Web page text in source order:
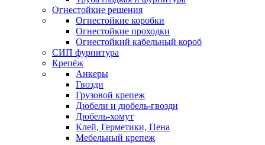
Огнестойкие решения
Огнестойкие коробки
Огнестойкие проходки
Огнестойкий кабельный короб
СИП фурнитура
Крепёж
Анкеры
Гвозди
Грузовой крепеж
Дюбели и дюбель-гвозди
Дюбель-хомут
Клей, Герметики, Пена
Мебельный крепеж